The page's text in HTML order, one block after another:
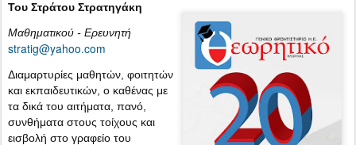
Του Στράτου Στρατηγάκη
Μαθηματικού - Ερευνητή
stratig@yahoo.com
Διαμαρτυρίες μαθητών, φοιτητών
και εκπαιδευτικών, ο καθένας με
τα δικά του αιτήματα, πανό,
συνθήματα στους τοίχους και
εισβολή στο γραφείο του